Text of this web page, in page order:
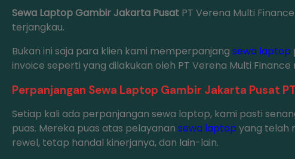
Sewa Laptop Gambir Jakarta Pusat PT Verena Multi
terjangkau.
Bukan ini saja para klien kami memperpanjang sewa laptop
invoice seperti yang dilakukan oleh PT Verena Multi
Perpanjangan Sewa Laptop Gambir Jakarta Pusat
Setiap kali ada perpanjangan sewa laptop, kami pasti
puas. Mereka puas atas pelayanan sewa laptop yang telah
rewel, tetap handal kinerjanya, dan lain-lain.